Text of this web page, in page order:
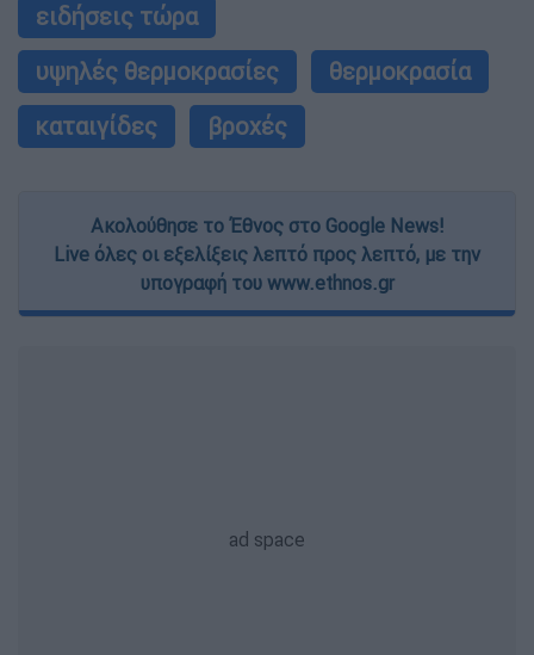
ειδήσεις τώρα
υψηλές θερμοκρασίες
θερμοκρασία
καταιγίδες
βροχές
Ακολούθησε το Έθνος στο Google News!
Live όλες οι εξελίξεις λεπτό προς λεπτό, με την
υπογραφή του www.ethnos.gr